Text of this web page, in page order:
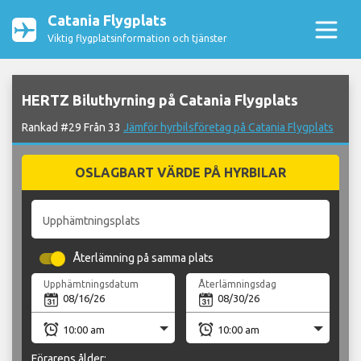
Catania Flygplats
Viktig flygplatsinformation och tjänster
HERTZ Biluthyrning på Catania Flygplats
Rankad #29 Från 33 Jämför hyrbilsföretag på Catania Flygplats
OSLAGBART VÄRDE PÅ HYRBILAR
Upphämtningsplats
Återlämning på samma plats
Upphämtningsdatum Återlämningsdag